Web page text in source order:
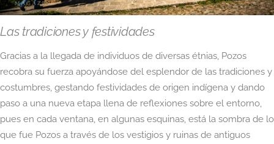
Las tradiciones y festividades
Gracias a la llegada de individuos de diversas étnias, Pozos
recobra su fuerza apoyándose del esplendor de las tradiciones y
costumbres, gestando festividades de origen indígena y dando
paso a una nueva etapa llena de reflexiones sobre el entorno,
pues en cada ventana, en algunas esquinas, está la sombra de lo
que fue Pozos a través de los vestigios y ruinas de antiguos